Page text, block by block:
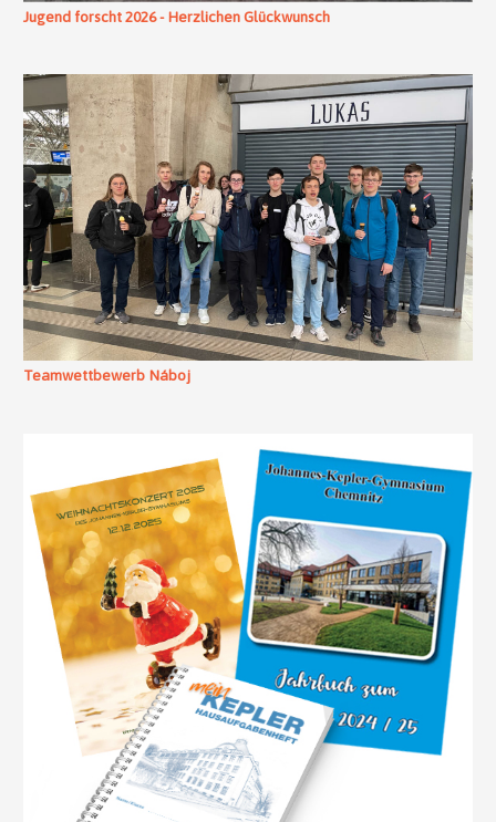
Jugend forscht 2026 - Herzlichen Glückwunsch
Teamwettbewerb Náboj